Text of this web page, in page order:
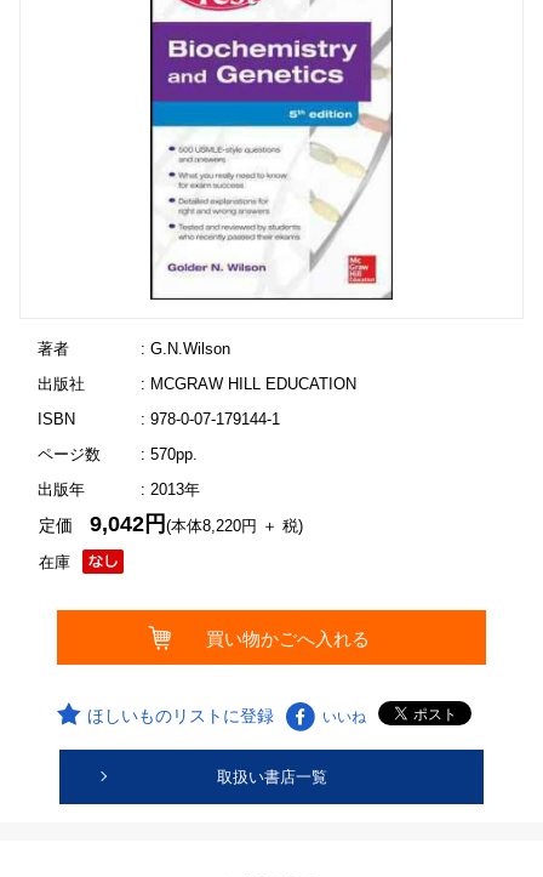
著者
: G.N.Wilson
出版社
: MCGRAW HILL EDUCATION
ISBN
: 978-0-07-179144-1
ページ数
: 570pp.
出版年
: 2013年
在庫
定価9,042円(本体8,220円 ＋ 税)
ほしいものリストに登録 いいね
取扱い書店一覧